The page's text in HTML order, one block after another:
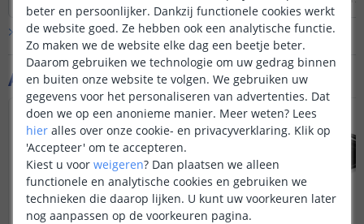
Aanvullende producten
vermogen te leveren voor de totale
lengte. (Het verbruik van de strips staat
bij de specificaties op de productpagina
aangegeven).
Indien u gebruik maakt van een
dimmer dient het maximale
uitgangsvermogen van de dimmer het
verbruik niet te overschrijden.
ontvangen en
Bekijk alle Vraag & antwoord
beter en persoonlijker. Dankzij functionele cookies werkt
de website goed. Ze hebben ook een analytische functie.
Zo maken we de website elke dag een beetje beter.
Daarom gebruiken we technologie om uw gedrag binnen
en buiten onze website te volgen. We gebruiken uw
gegevens voor het personaliseren van advertenties. Dat
doen we op een anonieme manier. Meer weten? Lees
hier alles over onze cookie- en privacyverklaring. Klik op
'Accepteer' om te accepteren.
Kiest u voor weigeren? Dan plaatsen we alleen
functionele en analytische cookies en gebruiken we
technieken die daarop lijken. U kunt uw voorkeuren later
nog aanpassen op de voorkeuren pagina.